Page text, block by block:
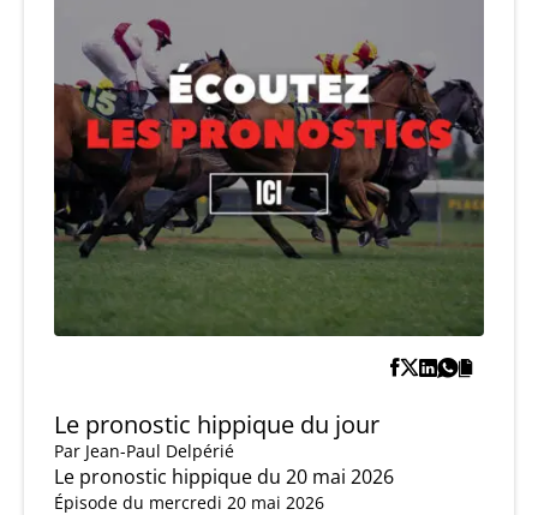
Le pronostic hippique du jour
Par Jean-Paul Delpérié
Le pronostic hippique du 20 mai 2026
Épisode du mercredi 20 mai 2026